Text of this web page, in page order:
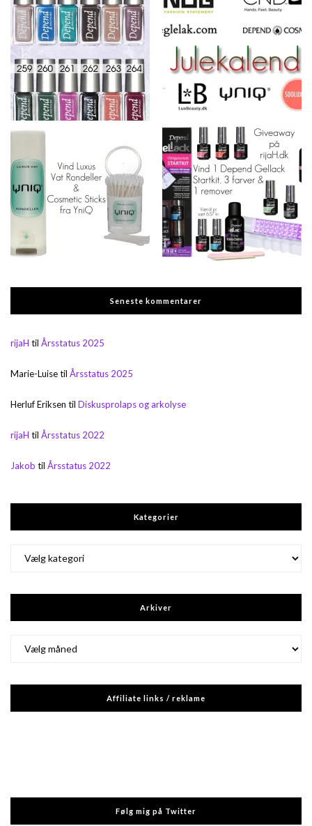
Seneste kommentarer
rijaH til Årsstatus 2025
Marie-Luisetil Årsstatus 2025
Herluf Eriksen til Diskusprolaps og arkolyse
rijaH til Årsstatus 2022
Jakob til Årsstatus 2022
Kategorier
Arkiver
Affiliate links / reklame
Følg mig på Twitter